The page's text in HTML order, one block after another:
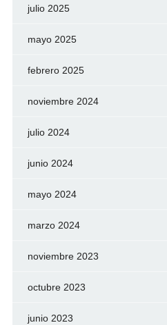
julio 2025
mayo 2025
febrero 2025
noviembre 2024
julio 2024
junio 2024
mayo 2024
marzo 2024
noviembre 2023
octubre 2023
junio 2023